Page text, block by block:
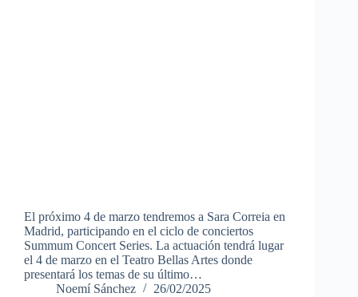
El próximo 4 de marzo tendremos a Sara Correia en
Madrid, participando en el ciclo de conciertos
Summum Concert Series. La actuación tendrá lugar
el 4 de marzo en el Teatro Bellas Artes donde
presentará los temas de su último…
Noemí Sánchez
26/02/2025